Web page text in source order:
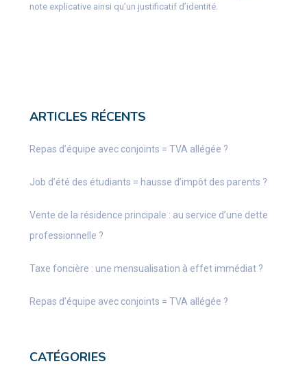
note explicative ainsi qu’un justificatif d’identité.
ARTICLES RÉCENTS
Repas d’équipe avec conjoints = TVA allégée ?
Job d’été des étudiants = hausse d’impôt des parents ?
Vente de la résidence principale : au service d’une dette
professionnelle ?
Taxe foncière : une mensualisation à effet immédiat ?
Repas d’équipe avec conjoints = TVA allégée ?
CATÉGORIES